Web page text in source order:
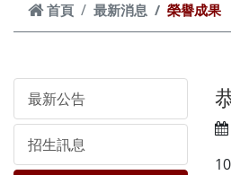
首頁 最新消息 榮譽成果
最新公告
招生訊息